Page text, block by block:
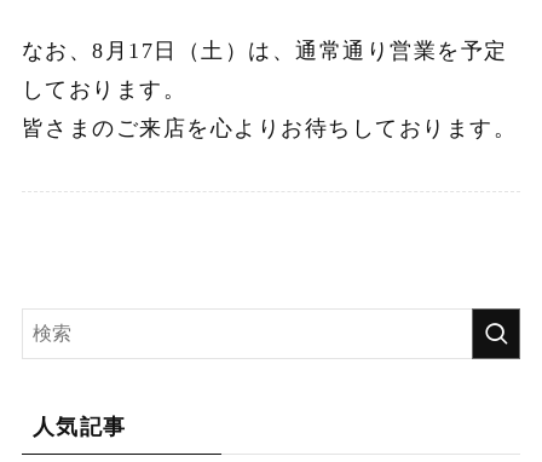
なお、8 月 17 日（土）は、通常通り営業を予定
しております。
皆さまのご来店を心よりお待ちしております。
人気記事